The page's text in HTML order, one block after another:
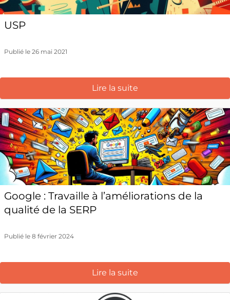
USP
Publié le 26 mai 2021
Lire la suite
Google : Travaille à l’améliorations de la
qualité de la SERP
Publié le 8 février 2024
Lire la suite